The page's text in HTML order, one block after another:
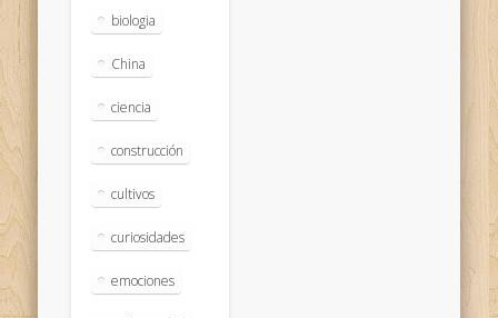
biologia
China
ciencia
construcción
cultivos
curiosidades
emociones